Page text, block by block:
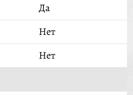
Да
Нет
Нет